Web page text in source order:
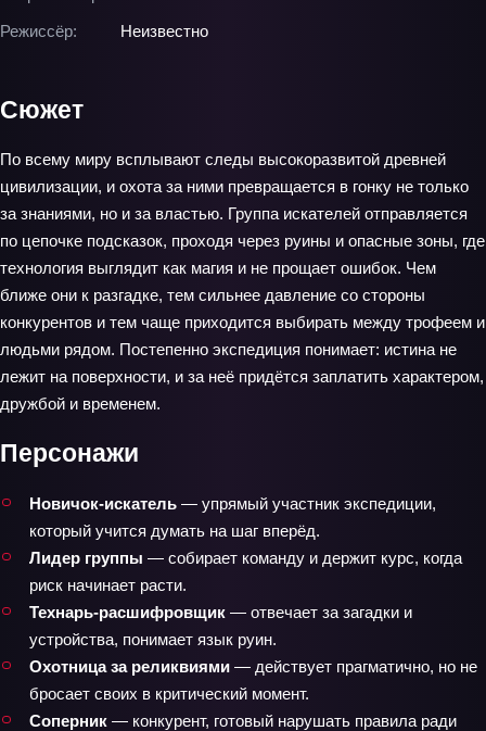
Режиссёр:
Неизвестно
Сюжет
По всему миру всплывают следы высокоразвитой древней
цивилизации, и охота за ними превращается в гонку не только
за знаниями, но и за властью. Группа искателей отправляется
по цепочке подсказок, проходя через руины и опасные зоны, где
технология выглядит как магия и не прощает ошибок. Чем
ближе они к разгадке, тем сильнее давление со стороны
конкурентов и тем чаще приходится выбирать между трофеем и
людьми рядом. Постепенно экспедиция понимает: истина не
лежит на поверхности, и за неё придётся заплатить характером,
дружбой и временем.
Персонажи
Новичок-искатель — упрямый участник экспедиции,
который учится думать на шаг вперёд.
Лидер группы — собирает команду и держит курс, когда
риск начинает расти.
Технарь-расшифровщик — отвечает за загадки и
устройства, понимает язык руин.
Охотница за реликвиями — действует прагматично, но не
бросает своих в критический момент.
Соперник — конкурент, готовый нарушать правила ради